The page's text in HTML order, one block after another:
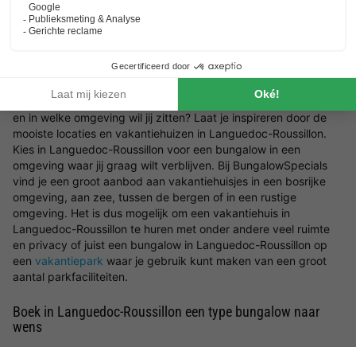
bungalow te boeken. Wil jij er op het laatste moment even
tussenuit? Kies dan voor een
Zoek jouw ideale locatie in Languedoc-Roussillon voor het
vakantiehuis
Wat voor type bungalow in Languedoc-Roussillon wil jij boeken
en in welke omgeving wil jij zitten? Laat je inspireren door de
mooiste locaties en vakantiehuizen in Languedoc-Roussillon.
Kies in Languedoc-Roussillon voor een bungalow in een
omgeving waar jij graag wilt verblijven. Bij BungalowSpecials
vind je een groot aanbod aan vakantiehuisjes in een bosrijke
omgeving, aan zee, tussen de bergen of in een rustige
omgeving. Het is dus mogelijk om een vakantiehuis in
Languedoc-Roussillon te huren met onder andere veel ruimte
en privacy of juist een bungalow in Languedoc-Roussillon op
een vakantiepark waar je gebruik kunt maken van een groot
aantal parkfaciliteiten.
Boek in Languedoc-Roussillon een type bungalow naar
wens